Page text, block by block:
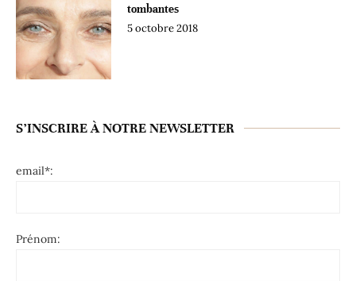
tombantes
5 octobre 2018
S’INSCRIRE À NOTRE NEWSLETTER
email*:
Prénom: